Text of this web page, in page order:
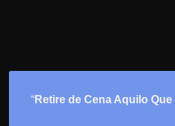
“Retire de Cena Aquilo